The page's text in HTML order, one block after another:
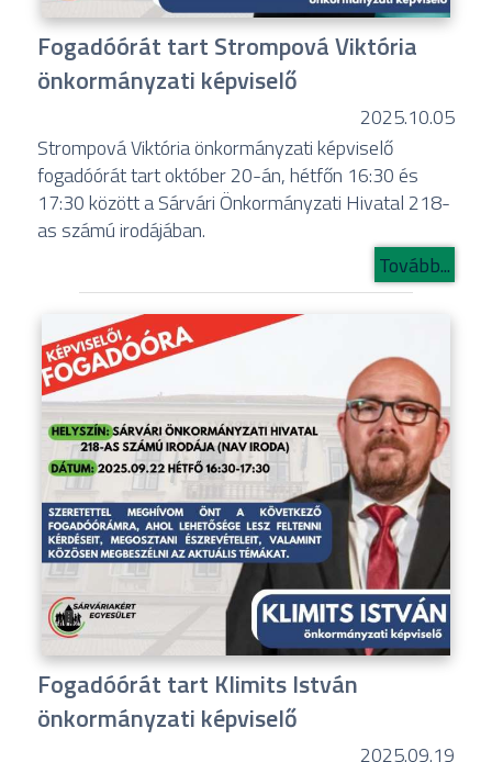
Fogadóórát tart Strompová Viktória
önkormányzati képviselő
2025.10.05
Strompová Viktória önkormányzati képviselő
fogadóórát tart október 20-án, hétfőn 16:30 és
17:30 között a Sárvári Önkormányzati Hivatal 218-
as számú irodájában.
Tovább...
Fogadóórát tart Klimits István
önkormányzati képviselő
2025.09.19